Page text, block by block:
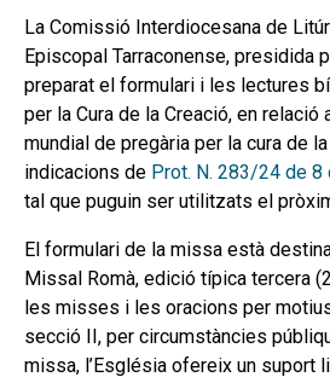
La Comissió Interdiocesana de
Episcopal Tarraconense, presidida
preparat el formulari i les lectures
per la Cura de la Creació, en relació
mundial de pregària per la cura de
indicacions de Prot. N. 283/24 de 8
tal que puguin ser utilitzats el
El formulari de la missa està
Missal Romà, edició típica tercera
les misses i les oracions per
secció II, per circumstàncies
missa, l’Església ofereix un suport